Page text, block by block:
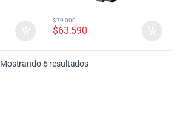
$63.590
$79.000
Mostrando 6 resultadosOrdenado por precio: